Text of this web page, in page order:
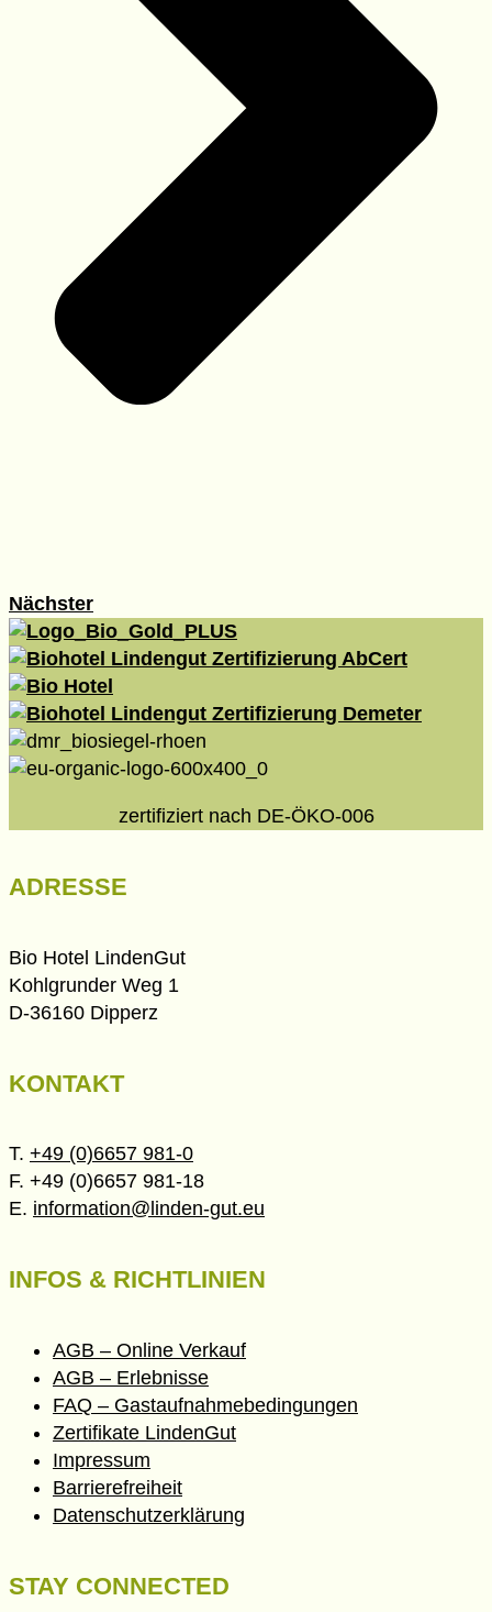
Nächster
zertifiziert nach DE-ÖKO-006
ADRESSE
Bio Hotel LindenGut
Kohlgrunder Weg 1
D-36160 Dipperz
KONTAKT
T. +49 (0)6657 981-0
F. +49 (0)6657 981-18
E. information@linden-gut.eu
INFOS & RICHTLINIEN
AGB – Online Verkauf
AGB – Erlebnisse
FAQ – Gastaufnahmebedingungen
Zertifikate LindenGut
Impressum
Barrierefreiheit
Datenschutzerklärung
STAY CONNECTED